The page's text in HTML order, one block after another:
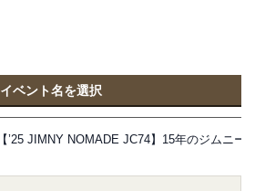
イベント名を選択
【’25 JIMNY NOMADE JC74】15年のジムニ